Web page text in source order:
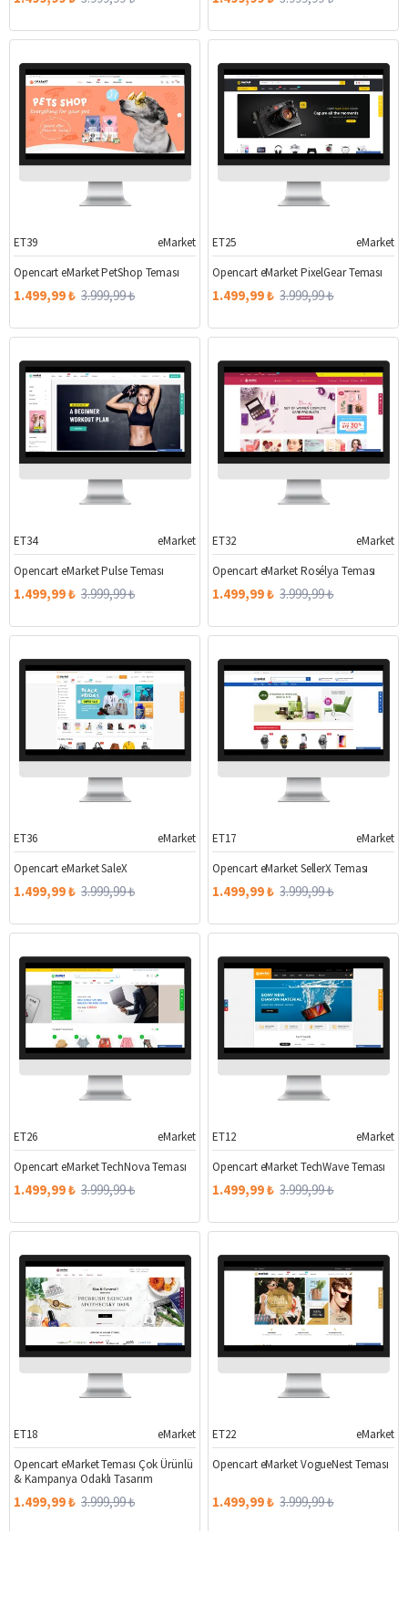
%63
ET39
eMarket
Opencart eMarket PetShop Teması
1.499,99 ₺ 3.999,99 ₺
%63
ET25
eMarket
Opencart eMarket PixelGear Teması
1.499,99 ₺ 3.999,99 ₺
%63
ET34
eMarket
Opencart eMarket Pulse Teması
1.499,99 ₺ 3.999,99 ₺
%63
ET32
eMarket
Opencart eMarket Rosélya Teması
1.499,99 ₺ 3.999,99 ₺
%63
ET36
eMarket
Opencart eMarket SaleX
1.499,99 ₺ 3.999,99 ₺
%63
ET17
eMarket
Opencart eMarket SellerX Teması
1.499,99 ₺ 3.999,99 ₺
%63
ET26
eMarket
Opencart eMarket TechNova Teması
1.499,99 ₺ 3.999,99 ₺
%63
ET12
eMarket
Opencart eMarket TechWave Teması
1.499,99 ₺ 3.999,99 ₺
%63
ET18
eMarket
Opencart eMarket Teması Çok Ürünlü
& Kampanya Odaklı Tasarım
1.499,99 ₺ 3.999,99 ₺
%63
ET22
eMarket
Opencart eMarket VogueNest Teması
1.499,99 ₺ 3.999,99 ₺